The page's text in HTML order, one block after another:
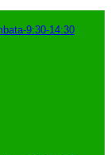
9:30-14:30